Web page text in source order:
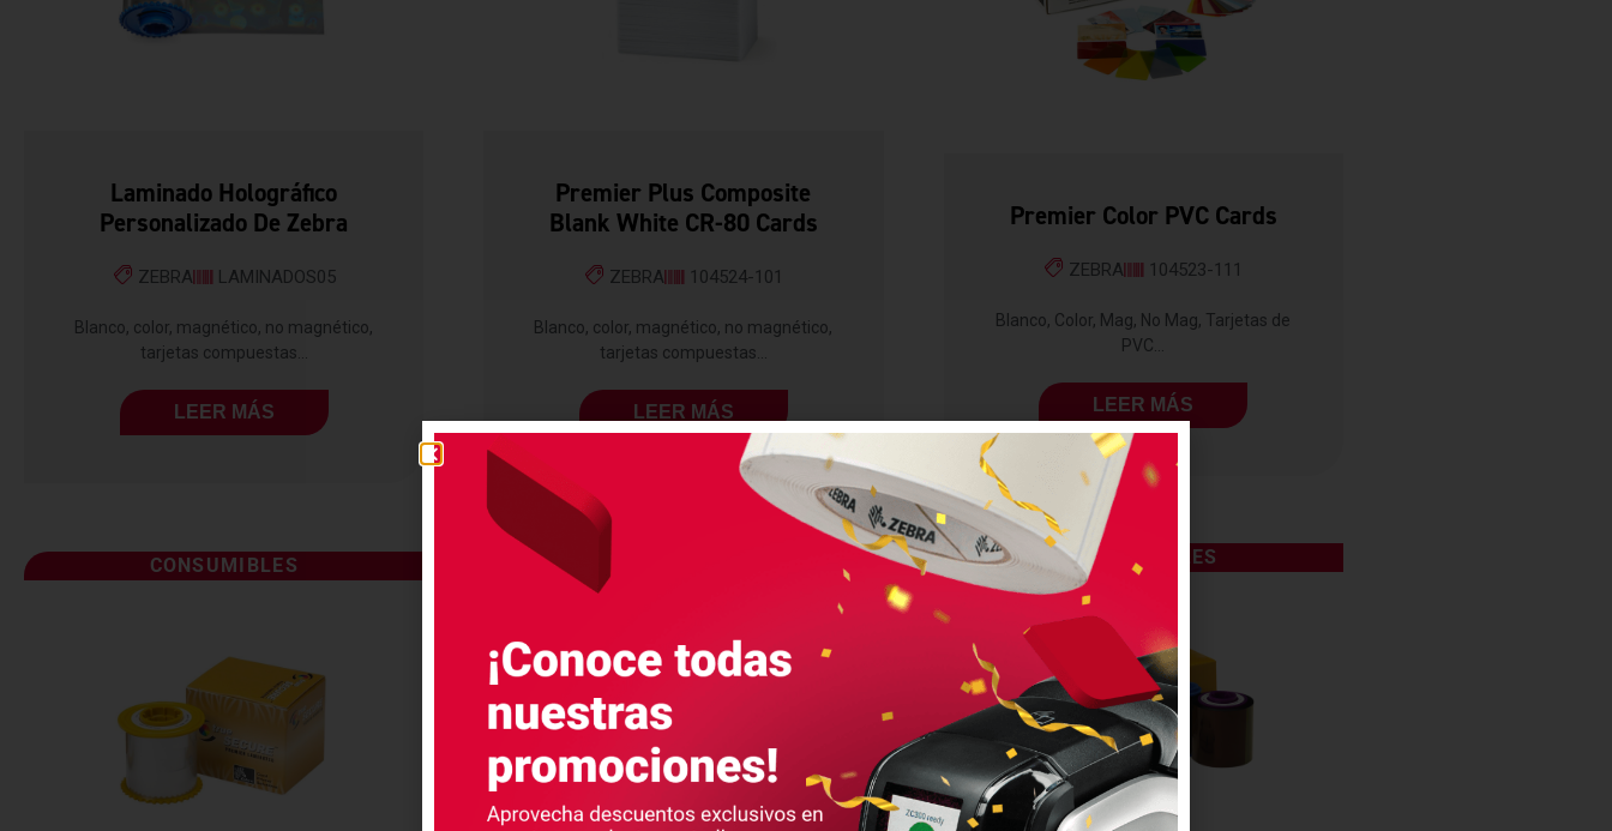
Laminado Holográfico
Personalizado De Zebra
ZEBRA LAMINADOS05
Blanco, color, magnético, no magnético,
tarjetas compuestas...
LEER MÁS
Premier Plus Composite
Blank White CR-80 Cards
ZEBRA 104524-101
Blanco, color, magnético, no magnético,
tarjetas compuestas...
LEER MÁS
Premier Color PVC Cards
ZEBRA 104523-111
Blanco, Color, Mag, No Mag, Tarjetas de
PVC...
LEER MÁS
CONSUMIBLES CONSUMIBLES CONSUMIBLES